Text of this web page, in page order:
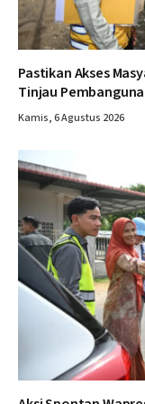
Pastikan Akses
Tinjau
Kamis, 6 Agustus 2026